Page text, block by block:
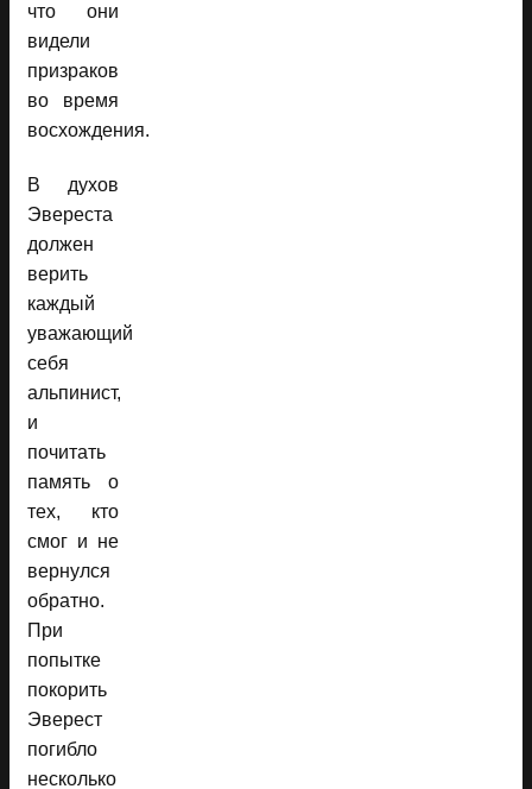
что они
видели
призраков
во время
восхождения.
В духов
Эвереста
должен
верить
каждый
уважающий
себя
альпинист,
и
почитать
память о
тех, кто
смог и не
вернулся
обратно.
При
попытке
покорить
Эверест
погибло
несколько